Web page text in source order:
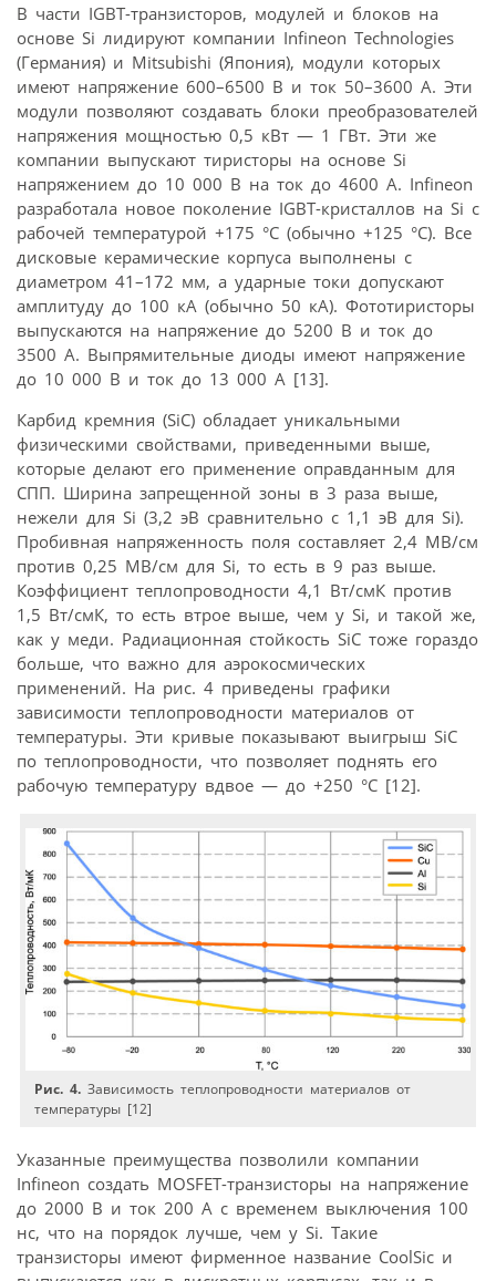
В части IGBT-транзисторов, модулей и блоков на
основе Si лидируют компании Infineon Technologies
(Германия) и Mitsubishi (Япония), модули которых
имеют напряжение 600–6500 В и ток 50–3600 А. Эти
модули позволяют создавать блоки преобразователей
напряжения мощностью 0,5 кВт — 1 ГВт. Эти же
компании выпускают тиристоры на основе Si
напряжением до 10 000 В на ток до 4600 А. Infineon
разработала новое поколение IGBT-кристаллов на Si с
рабочей температурой +175 °С (обычно +125 °С). Все
дисковые керамические корпуса выполнены с
диаметром 41–172 мм, а ударные токи допускают
амплитуду до 100 кА (обычно 50 кА). Фототиристоры
выпускаются на напряжение до 5200 В и ток до
3500 А. Выпрямительные диоды имеют напряжение
до 10 000 В и ток до 13 000 А [13].
Карбид кремния (SiC) обладает уникальными
физическими свойствами, приведенными выше,
которые делают его применение оправданным для
СПП. Ширина запрещенной зоны в 3 раза выше,
нежели для Si (3,2 эВ сравнительно с 1,1 эВ для Si).
Пробивная напряженность поля составляет 2,4 МВ/см
против 0,25 МВ/см для Si, то есть в 9 раз выше.
Коэффициент теплопроводности 4,1 Вт/смК против
1,5 Вт/смК, то есть втрое выше, чем у Si, и такой же,
как у меди. Радиационная стойкость SiC тоже гораздо
больше, что важно для аэрокосмических
применений. На рис. 4 приведены графики
зависимости теплопровод­ности материалов от
температуры. Эти кривые показывают выигрыш SiC
по теплопроводности, что позволяет поднять его
рабочую температуру вдвое — до +250 °С [12].
Рис. 4. Зависимость теплопроводности материалов от
температуры [12]
Указанные преимущества позволили компании
Infineon создать MOSFET-транзисторы на напряжение
до 2000 В и ток 200 А с временем выключения 100
нс, что на порядок лучше, чем у Si. Такие
транзисторы имеют фирменное название CoolSic и